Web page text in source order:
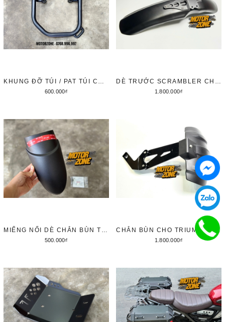
KHUNG ĐỠ TÚI / PAT TÚI CHO TRIUMPH SPEED400 / 400X
600.000₫
DÈ TRƯỚC SCRAMBLER CHO TRIUMPH SPEED 400 / SCRAMBLER 400X
1.800.000₫
MIẾNG NỐI DÈ CHẮN BÙN TRƯỚC TRIUMPH SPEED 400 / SCRAMBLER 400X
500.000₫
CHẮN BÙN CHO TRIUMPH SPEED 400 / SCRAMBLER 400X
1.800.000₫